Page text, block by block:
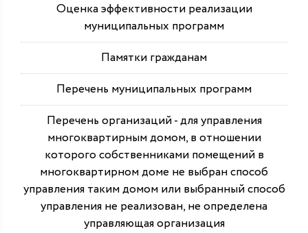
Оценка эффективности реализации
муниципальных программ
Памятки гражданам
Перечень муниципальных программ
Перечень организаций - для управления
многоквартирным домом, в отношении
которого собственниками помещений в
многоквартирном доме не выбран способ
управления таким домом или выбранный способ
управления не реализован, не определена
управляющая организация